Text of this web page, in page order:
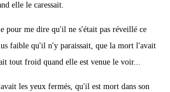
elle le caressait.
pour me dire qu'il ne s'était pas réveillé ce
faible qu'il n'y paraissait, que la mort l'avait
tout froid quand elle est venue le voir...
les yeux fermés, qu'il est mort dans son